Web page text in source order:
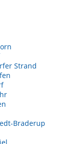
Strand
Braderup